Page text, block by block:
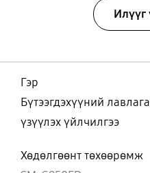
Илүүг
Гэр
Бүтээгдэхүүний
үзүүлэх үйлчилгээ
Хөдөлгөөнт төхөөрөмж